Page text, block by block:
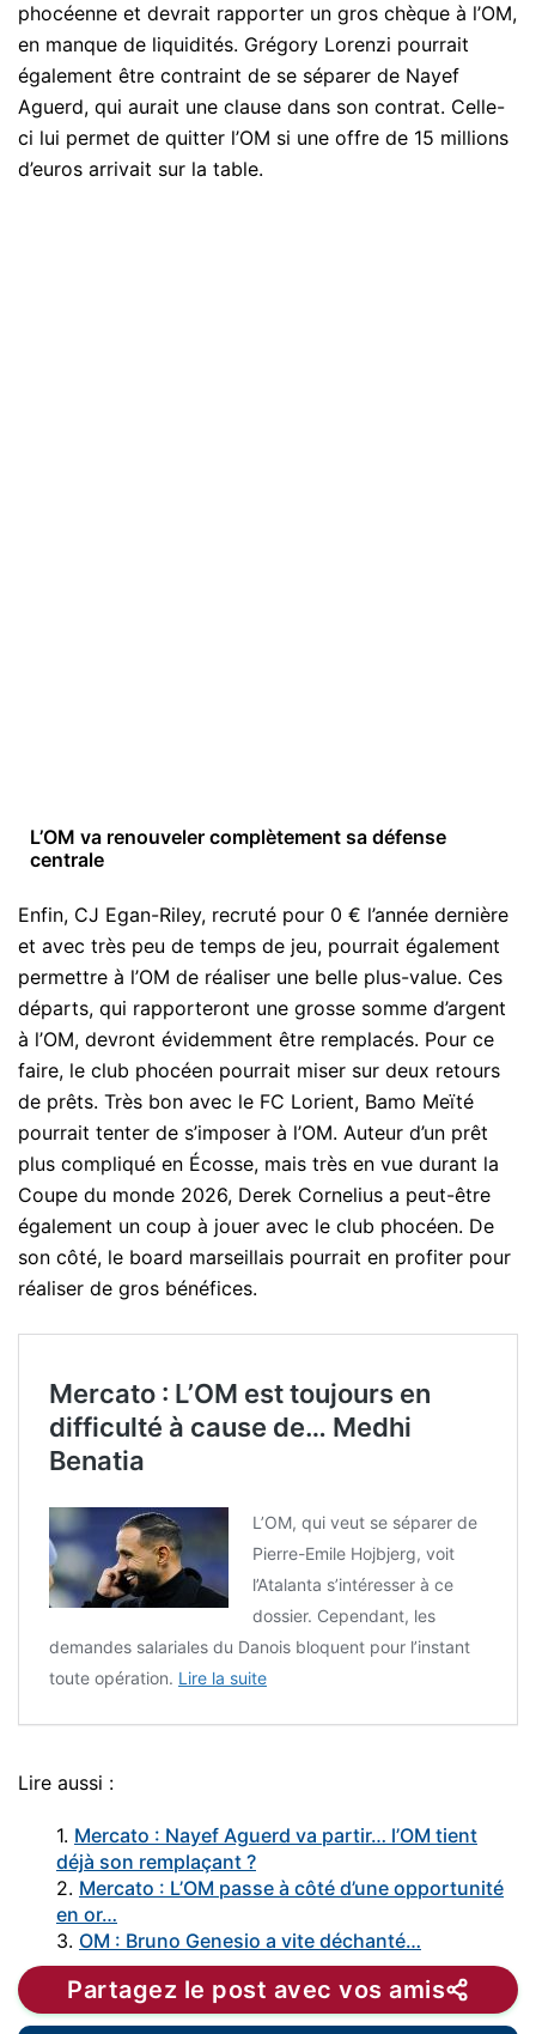
phocéenne et devrait rapporter un gros chèque à l’OM,
en manque de liquidités. Grégory Lorenzi pourrait
également être contraint de se séparer de Nayef
Aguerd, qui aurait une clause dans son contrat. Celle-
ci lui permet de quitter l’OM si une offre de 15 millions
d’euros arrivait sur la table.
L’OM va renouveler complètement sa défense
centrale
Enfin, CJ Egan-Riley, recruté pour 0 € l’année dernière
et avec très peu de temps de jeu, pourrait également
permettre à l’OM de réaliser une belle plus-value. Ces
départs, qui rapporteront une grosse somme d’argent
à l’OM, devront évidemment être remplacés. Pour ce
faire, le club phocéen pourrait miser sur deux retours
de prêts. Très bon avec le FC Lorient, Bamo Meïté
pourrait tenter de s’imposer à l’OM. Auteur d’un prêt
plus compliqué en Écosse, mais très en vue durant la
Coupe du monde 2026, Derek Cornelius a peut-être
également un coup à jouer avec le club phocéen. De
son côté, le board marseillais pourrait en profiter pour
réaliser de gros bénéfices.
Mercato : L’OM est toujours en
difficulté à cause de… Medhi
Benatia
L’OM, qui veut se séparer de
Pierre-Emile Hojbjerg, voit
l’Atalanta s’intéresser à ce
dossier. Cependant, les
demandes salariales du Danois bloquent pour l’instant
toute opération. Lire la suite
Lire aussi :
1. Mercato : Nayef Aguerd va partir… l’OM tient
déjà son remplaçant ?
2. Mercato : L’OM passe à côté d’une opportunité
en or…
3. OM : Bruno Genesio a vite déchanté…
Partagez le post avec vos amis